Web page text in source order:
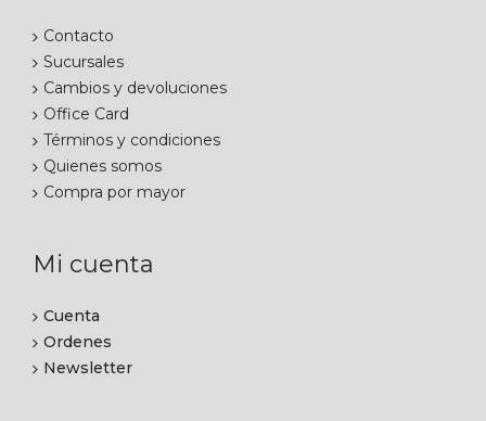
Contacto
Sucursales
Cambios y devoluciones
Office Card
Términos y condiciones
Quienes somos
Compra por mayor
Mi cuenta
Cuenta
Ordenes
Newsletter